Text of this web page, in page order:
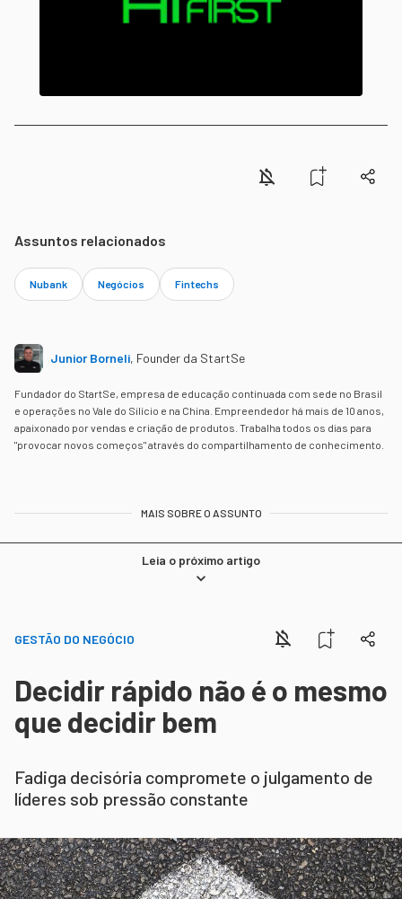
Assuntos relacionados
Nubank Negócios Fintechs
Junior Borneli, Founder da StartSe
Fundador do StartSe, empresa de educação continuada com sede no Brasil
e operações no Vale do Silício e na China. Empreendedor há mais de 10 anos,
apaixonado por vendas e criação de produtos. Trabalha todos os dias para
"provocar novos começos" através do compartilhamento de conhecimento.
MAIS SOBRE O ASSUNTO
Leia o próximo artigo
GESTÃO DO NEGÓCIO
Decidir rápido não é o mesmo
que decidir bem
Fadiga decisória compromete o julgamento de
líderes sob pressão constante